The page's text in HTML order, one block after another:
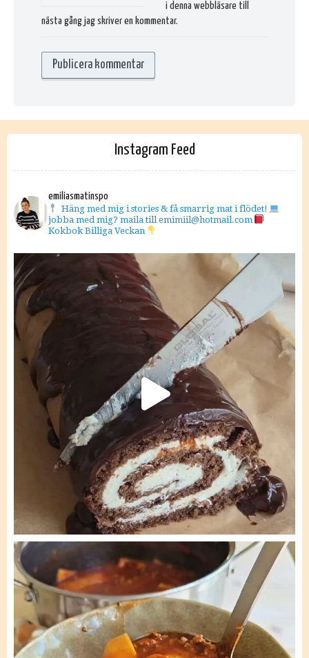
i denna webbläsare till
nästa gång jag skriver en kommentar.
Instagram Feed
emiliasmatinspo
Häng med mig i stories & få smarrig mat i flödet!
jobba med mig? maila till emimiil@hotmail.com
Kokbok Billiga Veckan